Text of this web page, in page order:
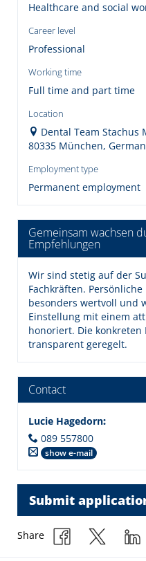
Healthcare and social
Career level
Professional
Working time
Full time and part time
Location
Dental Team Stachus
80335 München,
Employment type
Permanent employment
Gemeinsam wachsen
Empfehlungen
Wir sind stetig auf der
Fachkräften.
besonders wertvoll und
Einstellung mit einem
honoriert. Die
transparent geregelt.
Contact
Lucie Hagedorn:
089 557800
show e-mail
Submit
Share